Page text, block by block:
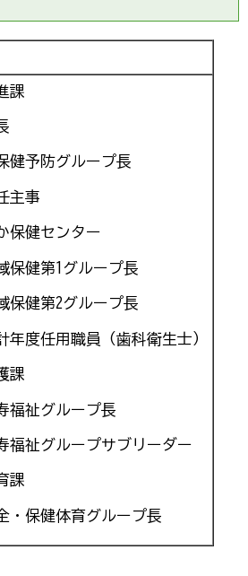
課
健予防グループ長
主事
保健センター
保健第1グループ長
保健第2グループ長
年度任用職員（歯科衛生士）
課
福祉グループ長
福祉グループサブリーダー
課
・保健体育グループ長